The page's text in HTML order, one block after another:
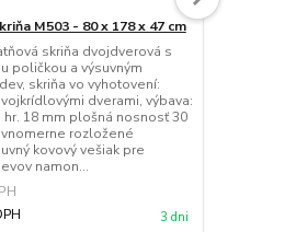
M503 - 80 x 178 x 47 cm
skriňa dvojdverová s
poličkou a výsuvným
skriňa vo vyhotovení:
dverami, výbava:
18 mm plošná nosnosť 30
rozložené
kovový vešiak pre
namon...
3 dni